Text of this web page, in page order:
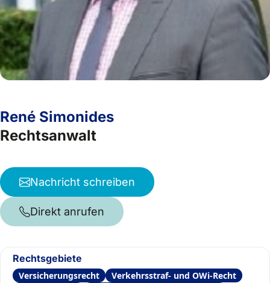
René Simonides
Rechtsanwalt
Nachricht schreiben
Direkt anrufen
Rechtsgebiete
Versicherungsrecht
Verkehrsstraf- und OWi-Recht